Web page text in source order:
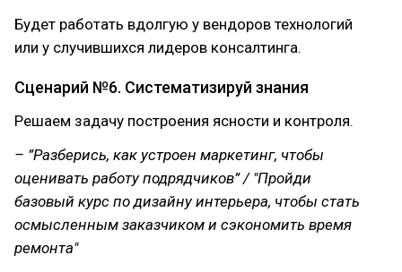
Будет работать вдолгую у вендоров технологий
или у случившихся лидеров консалтинга.
Сценарий №6. Систематизируй знания
Решаем задачу построения ясности и контроля.
– ”Разберись, как устроен маркетинг, чтобы
оценивать работу подрядчиков” / "Пройди
базовый курс по дизайну интерьера, чтобы стать
осмысленным заказчиком и сэкономить время
ремонта"